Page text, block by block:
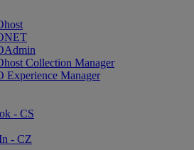
Collection Manager
Experience Manager
- CS
- CZ